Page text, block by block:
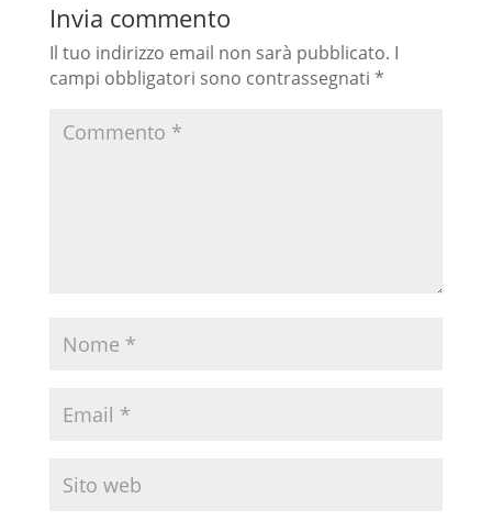
Invia commento
Il tuo indirizzo email non sarà pubblicato. I
campi obbligatori sono contrassegnati *